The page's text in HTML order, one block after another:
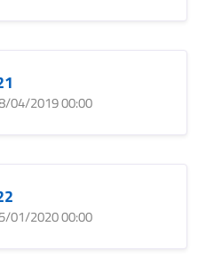
04/2019 00:00
01/2020 00:00